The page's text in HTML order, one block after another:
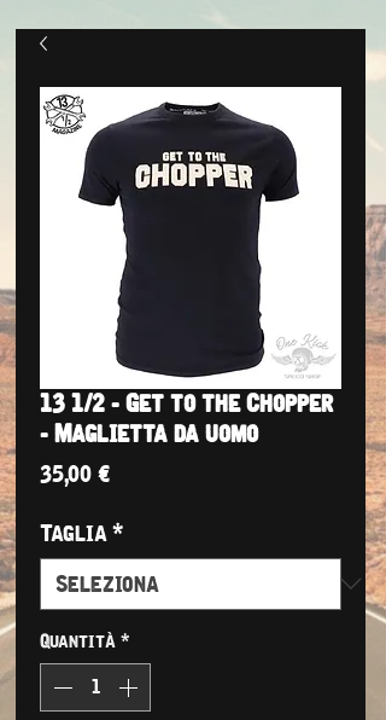
13 1/2 - Get to the Chopper
- Maglietta da uomo
35,00 €Prezzo
Taglia*
Quantità *